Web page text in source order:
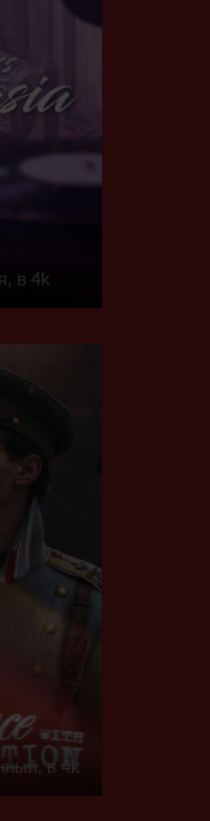
в 4k
в 4k